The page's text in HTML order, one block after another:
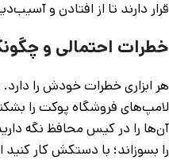
قرار دارند تا از افتادن و
خطرات احتمالی و
هر ابزاری خطرات خودش را دارد.
لامپ‌های فروشگاه پوکت را
آن‌ها را در کیس محافظ نگه
را بسوزاند؛ با دستکش کار